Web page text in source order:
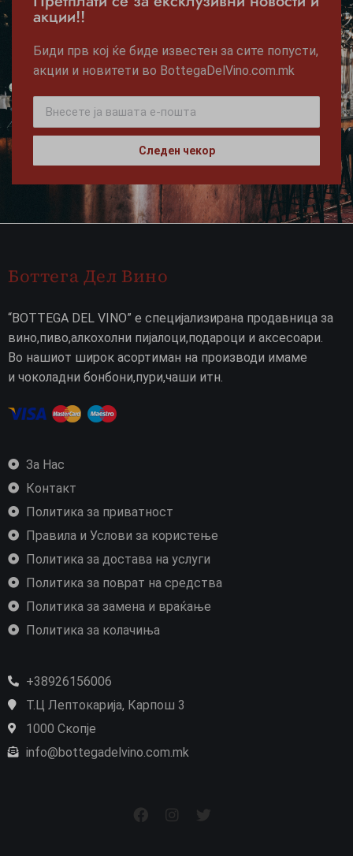
акции!!
Биди прв кој ќе биде известен за сите попусти,
акции и новитети во BottegaDelVino.com.mk
Следен чекор
Боттега Дел Вино
“BOTTEGA DEL VINO” е специјализирана продавница за
вино,пиво,алкохолни пијалоци,подароци и аксесоари.
Во нашиот широк асортиман на производи имаме
и чоколадни бонбони,пури,чаши итн.
За Нас
Контакт
Политика за приватност
Правила и Услови за користење
Политика за достава на услуги
Политика за поврат на средства
Политика за замена и враќање
Политика за колачиња
+38926156006
Т.Ц Лептокарија, Карпош 3
1000 Скопје
info@bottegadelvino.com.mk